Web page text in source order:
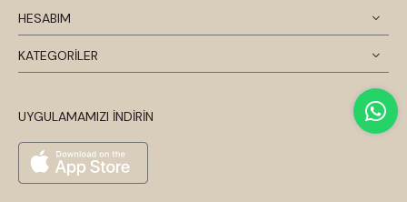
HESABIM
KATEGORİLER
UYGULAMAMIZI İNDİRİN